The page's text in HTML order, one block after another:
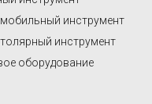
инструмент
инструмент
оборудование